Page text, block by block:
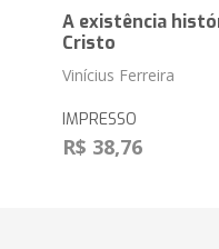
A existência
Cristo
Vinícius Ferreira
IMPRESSO
R$ 38,76